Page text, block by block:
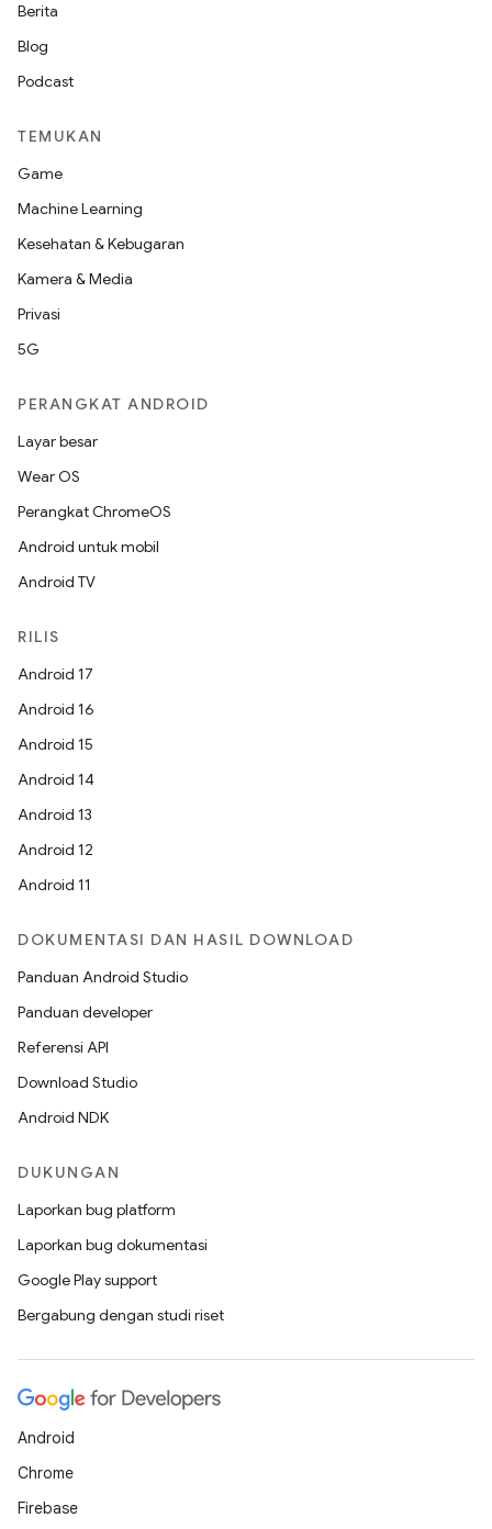
Berita
Blog
Podcast
TEMUKAN
Game
Machine Learning
Kesehatan & Kebugaran
Kamera & Media
Privasi
5G
PERANGKAT ANDROID
Layar besar
Wear OS
Perangkat ChromeOS
Android untuk mobil
Android TV
RILIS
Android 17
Android 16
Android 15
Android 14
Android 13
Android 12
Android 11
DOKUMENTASI DAN HASIL DOWNLOAD
Panduan Android Studio
Panduan developer
Referensi API
Download Studio
Android NDK
DUKUNGAN
Laporkan bug platform
Laporkan bug dokumentasi
Google Play support
Bergabung dengan studi riset
Android
Chrome
Firebase